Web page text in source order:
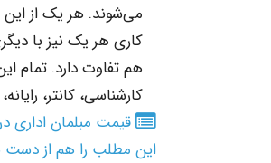
می‌شوند. هر یک از این
کاری هر یک نیز با
هم تفاوت دارد. تمام
کارشناسی، کانتر،
قیمت مبلمان اداری در پاییز 96
این مطلب را هم از دست